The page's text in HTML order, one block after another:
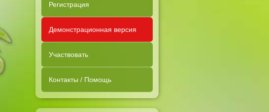
Регистрация
Демонстрационная версия
Участвовать
Контакты / Помощь